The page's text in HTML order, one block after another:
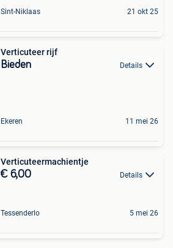
Sint-Niklaas 21 okt 25
Verticuteer rijf
Bieden Details
Ekeren 11 mei 26
Verticuteermachientje
€ 6,00 Details
Tessenderlo 5 mei 26